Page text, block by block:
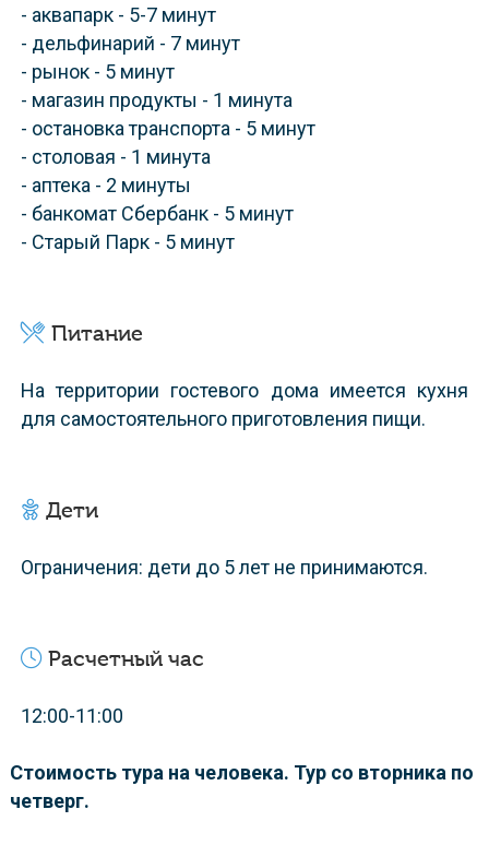
- аквапарк - 5-7 минут
- дельфинарий - 7 минут
- рынок - 5 минут
- магазин продукты - 1 минута
- остановка транспорта - 5 минут
- столовая - 1 минута
- аптека - 2 минуты
- банкомат Сбербанк - 5 минут
- Старый Парк - 5 минут
Питание
На территории гостевого дома имеется кухня
для самостоятельного приготовления пищи.
Дети
Ограничения: дети до 5 лет не принимаются.
Расчетный час
12:00-11:00
Стоимость тура на человека. Тур со вторника по
четверг.